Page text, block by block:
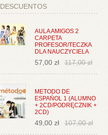
DESCUENTOS
AULA AMIGOS 2
CARPETA
PROFESOR/TECZKA
DLA NAUCZYCIELA
57,00 zł 117,00 zł
METODO DE
ESPAŃOL 1 (ALUMNO
+ 2CD/PODRĘCZNIK +
2CD)
49,00 zł 107,00 zł